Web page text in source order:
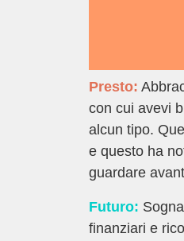
Presto:
con cui avevi
alcun tipo.
e questo ha
guardare
Futuro:
finanziari e